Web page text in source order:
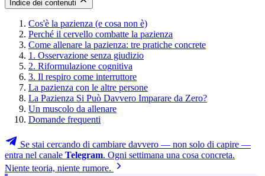
Indice dei contenuti
Cos'è la pazienza (e cosa non è)
Perché il cervello combatte la pazienza
Come allenare la pazienza: tre pratiche concrete
1. Osservazione senza giudizio
2. Riformulazione cognitiva
3. Il respiro come interruttore
La pazienza con le altre persone
La Pazienza Si Può Davvero Imparare da Zero?
Un muscolo da allenare
Domande frequenti
Se stai cercando di cambiare davvero — non solo di capire —
entra nel canale Telegram. Ogni settimana una cosa concreta.
Niente teoria, niente rumore.